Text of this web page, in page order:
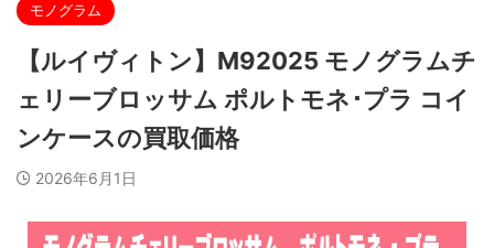
モノグラム
【ルイヴィトン】M92025 モノグラムチ
ェリーブロッサム ポルトモネ･プラ コイ
ンケースの買取価格
2026年6月1日